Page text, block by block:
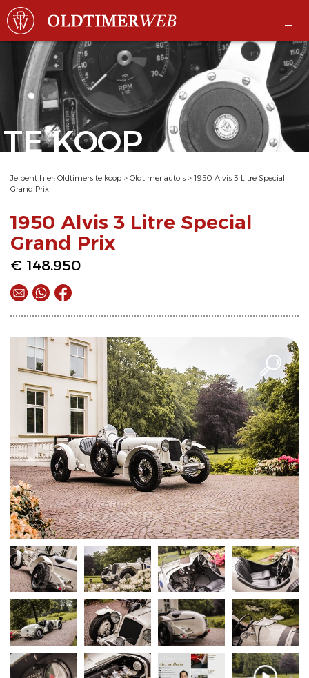
TE KOOP
Je bent hier: Oldtimers te koop > Oldtimer auto's > 1950 Alvis 3 Litre Special
Grand Prix
1950 Alvis 3 Litre Special
Grand Prix
€ 148.950